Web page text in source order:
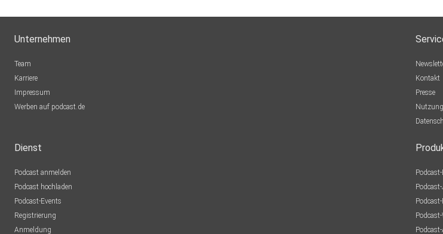
Unternehmen
Team
Karriere
Impressum
Werben auf podcast.de
Kontakt
Presse
Dienst
Podcast anmelden
Podcast hochladen
Podcast-Events
Registrierung
Anmeldung